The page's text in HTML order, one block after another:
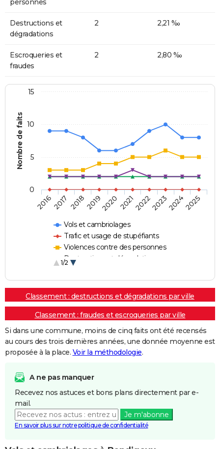
personnes
Destructions et
dégradations
2 2,21 ‰
Escroqueries et
fraudes
2 2,80 ‰
Nombre de faits
Vols et cambriolages
Trafic et usage de stupéfiants
Violences contre des personnes
Destructions et dégradations
1/2
20162017 20182019202020212022202320242025
0
5
10
15
Classement : destructions et dégradations par ville
Classement : fraudes et escroqueries par ville
Si dans une commune, moins de cinq faits ont été recensés
au cours des trois dernières années, une donnée moyenne est
proposée à la place. Voir la méthodologie.
A ne pas manquer
Recevez nos astuces et bons plans directement par e-
mail.
Je m'abonne
En savoir plus sur notre politique de confidentialité